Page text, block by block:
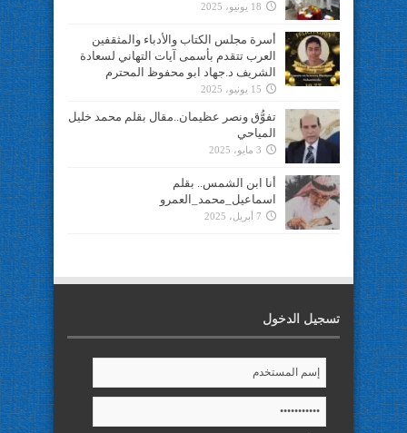
18 يونيو، 2025
أسرة مجلس الكتاب والأدباء والمثقفين
العرب تتقدم بأسمى آيات التهاني لسعادة
الشريف د.جهاد ابو محفوظ المحترم
15 يونيو، 2025
تفوُّق ونصر عظيمان..مقال بقلم محمد خليل
المياحي
3 مايو، 2025
أنا ابن الشمس.. بقلم
اسماعيل_محمد_العمرو
7 أبريل، 2025
تسجيل الدخول